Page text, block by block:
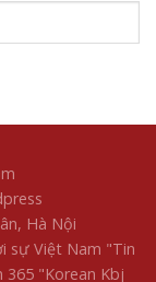
Hà Nội
sự Việt Nam "Tin
365 "Korean Kbj